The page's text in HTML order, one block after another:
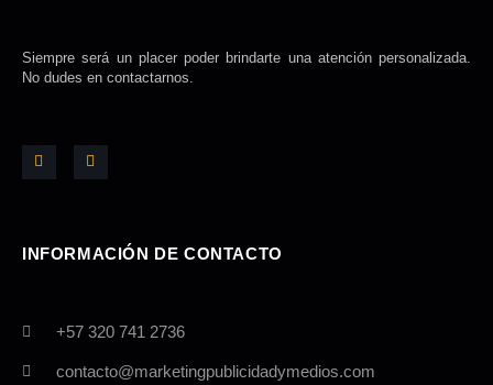
Siempre será un placer poder brindarte una atención personalizada.
No dudes en contactarnos.
c
e
b
s
t
a
INFORMACIÓN DE CONTACTO
+57 320 741 2736
contacto@marketingpublicidadymedios.com